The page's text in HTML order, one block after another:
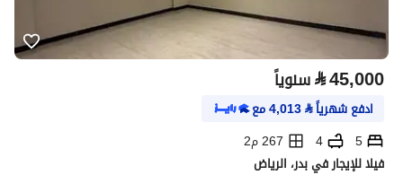
⃁45,000 سنوياً
ادفع شهرياً⃁
4,013مع
5
4
267 م2
فيلا للإيجار في بدر، الرياض